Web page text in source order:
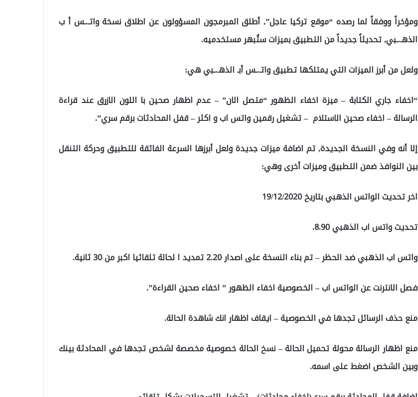
ومؤخراً ووفقاً لما رصده “موقع تركيا عاجل”, أطلق المبرمجون المسؤولون عن اطلاق نسخة واتـ.ـس أ ب
الذهـ.ـبي, تحديثاً جديداً من التطبيق بميزات ستُبهر مستخدميه.
ولعل من أبرز الميزات التي يمتلكها تطبيق واتـ.ـس أبـ الذهـ.ـبي هي:
“اخفاء جاري الكتابة – ميزة اخفاء الظهور “متصل الان” – عدم اظهار صحين با اللون الازرق عند قراءة
الرسالة – اخفاء صحين الاستلام – تشغيل رقمين واتس اب و اكثر – قفل المحادثات برقم سري”.
إلا أنه وفي النسخة الجديدة, تم اضافة ميزات جديدة ولعل أبرزها السرعة الفائقة للتطبيق وحركة التنقل
بين النوافذ ضمن التطبيق وميزات أخرى وهي:
اخر تحديث الواتس الذهبي بتاريخ 19/12/2020
تحديث واتس اب الذهبي 8.90.
واتس اب الذهبي ضد الحظر – تم بناء النسخة على اصدار 2.20 تمديد ا لحالة تلقائيا اكبر من 30 ثانية.
فصل الانترنت عن الواتس اب – الخصوصية اخفاء الظهور ” اخفاء صحين القراءة”.
منع حذف الرسائل تجدها في الخصوصية – ايقاف اظهار انك شاهدة الحالة.
منع اظهار الرسالة محولة تحميل الحالة – نسخ الحالة خصوصية مخصصة لشخص تجدها في المحادثة بينك
وبين الشخص اضغط على اسمه.